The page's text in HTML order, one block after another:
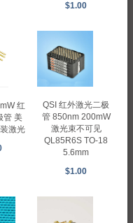
$1.00
红
管 美
激光
QSI 红外激光二极
管 850nm 200mW
激光束不可见
QL85R6S TO-18
5.6mm
$1.00